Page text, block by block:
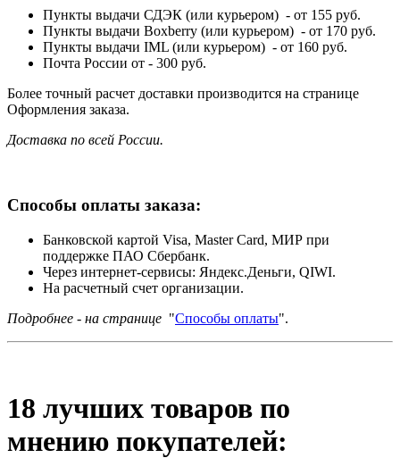
Пункты выдачи СДЭК (или курьером) - от 155 руб.
Пункты выдачи Boxberry (или курьером) - от 170 руб.
Пункты выдачи IML (или курьером) - от 160 руб.
Почта России от - 300 руб.
Более точный расчет доставки производится на странице
Оформления заказа.
Доставка по всей России.
Способы оплаты заказа:
Банковской картой Visa, Master Card, МИР при
поддержке ПАО Сбербанк.
Через интернет-сервисы: Яндекс.Деньги, QIWI.
На расчетный счет организации.
Подробнее - на странице "Способы оплаты".
18 лучших товаров по
мнению покупателей: